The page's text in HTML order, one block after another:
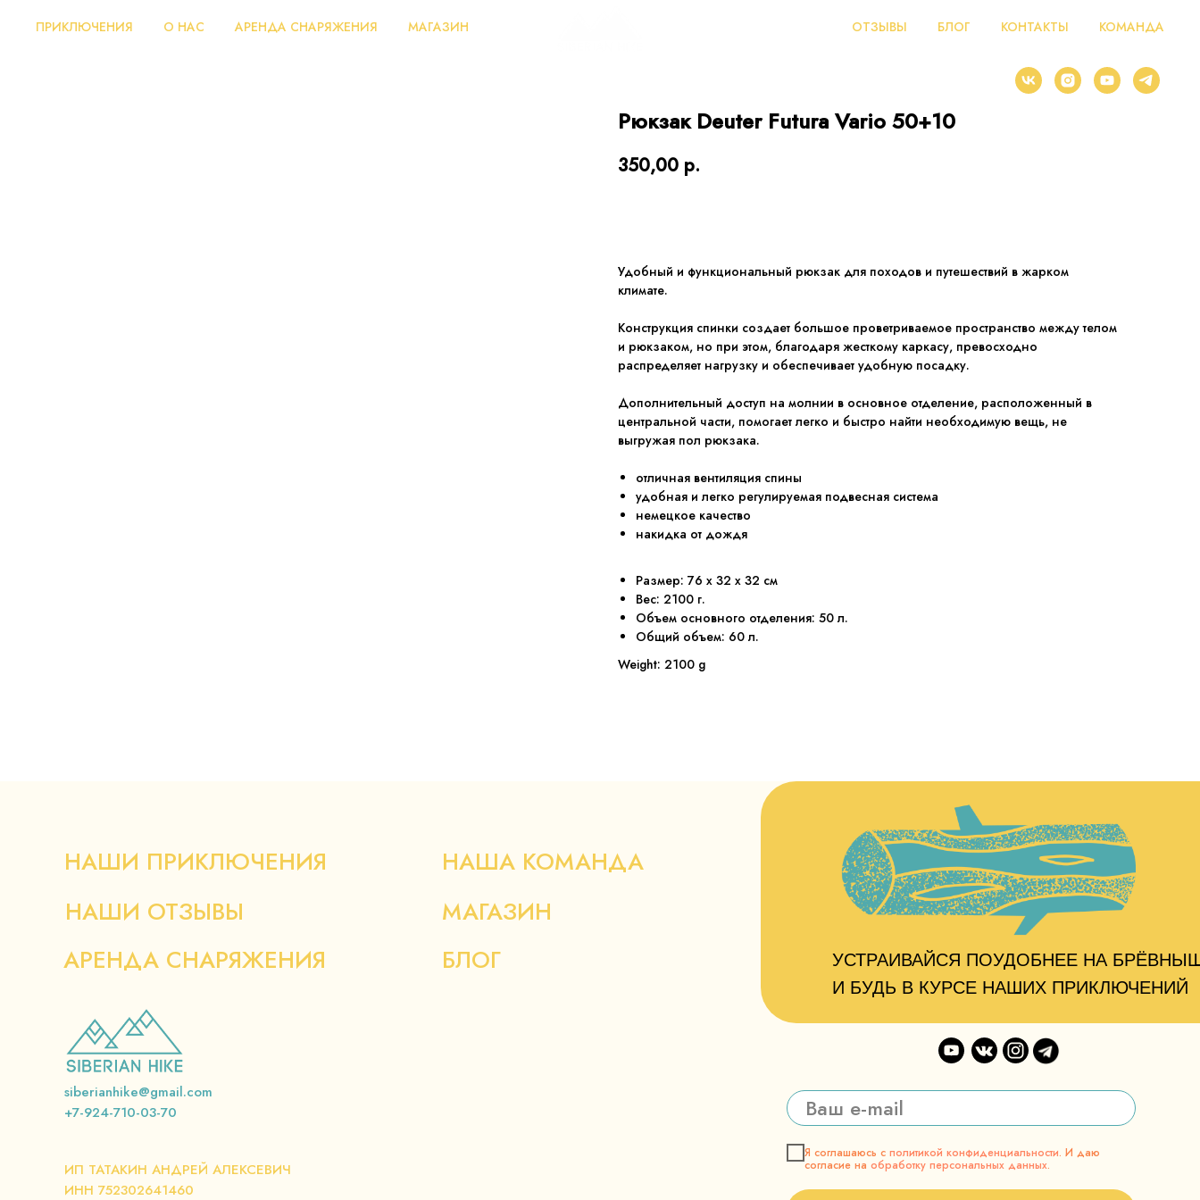
ПРИКЛЮЧЕНИЯ О НАС АРЕНДА СНАРЯЖЕНИЯ МАГАЗИН ОТЗЫВЫ БЛОГ КОНТАКТЫ КОМАНДА
Рюкзак Deuter Futura Vario 50+10
350,00 р.
Удобный и функциональный рюкзак для походов и путешествий в жарком
климате.
Конструкция спинки создает большое проветриваемое пространство между телом
и рюкзаком, но при этом, благодаря жесткому каркасу, превосходно
распределяет нагрузку и обеспечивает удобную посадку.
Дополнительный доступ на молнии в основное отделение, расположенный в
центральной части, помогает легко и быстро найти необходимую вещь, не
выгружая пол рюкзака.
отличная вентиляция спины
удобная и легко регулируемая подвесная система
немецкое качество
накидка от дождя
Размер: 76 x 32 x 32 см
Вес: 2100 г.
Объем основного отделения: 50 л.
Общий объем: 60 л.
Weight: 2100 g
ИП ТАТАКИН АНДРЕЙ АЛЕКСЕВИЧ
ИНН 752302641460
УСТРАИВАЙСЯ ПОУДОБНЕЕ НА
И БУДЬ В КУРСЕ НАШИХ ПРИКЛЮЧЕНИЙ
Я соглашаюсь с политикой конфиденциальности. И даю
согласие на обработку персональных данных.
НАШИ ПРИКЛЮЧЕНИЯ
НАШИ ОТЗЫВЫ
АРЕНДА СНАРЯЖЕНИЯ
НАША КОМАНДА
siberianhike@gmail.com
+7-924-710-03-70
БЛОГ
МАГАЗИН